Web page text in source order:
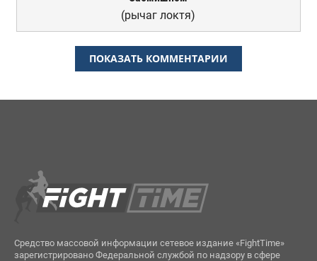
(рычаг локтя)
ПОКАЗАТЬ КОММЕНТАРИИ
Средство массовой информации сетевое издание «FightTime»
зарегистрировано Федеральной службой по надзору в сфере